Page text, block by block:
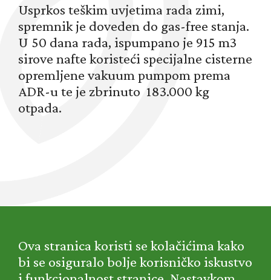
Usprkos teškim uvjetima rada zimi,
spremnik je doveden do gas-free stanja.
U 50 dana rada, ispumpano je 915 m3
sirove nafte koristeći specijalne cisterne
opremljene vakuum pumpom prema
ADR-u te je zbrinuto 183.000 kg
otpada.
NAŠE USLUGE
NOVOSTI
KARIJERE
Ova stranica koristi se kolačićima kako
bi se osiguralo bolje korisničko iskustvo